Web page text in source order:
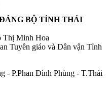
BỘ TỈNH THÁI
Thị Minh Hoa
Tuyên giáo và Dân vận Tỉnh
- P.Phan Đình Phùng - T.Thái